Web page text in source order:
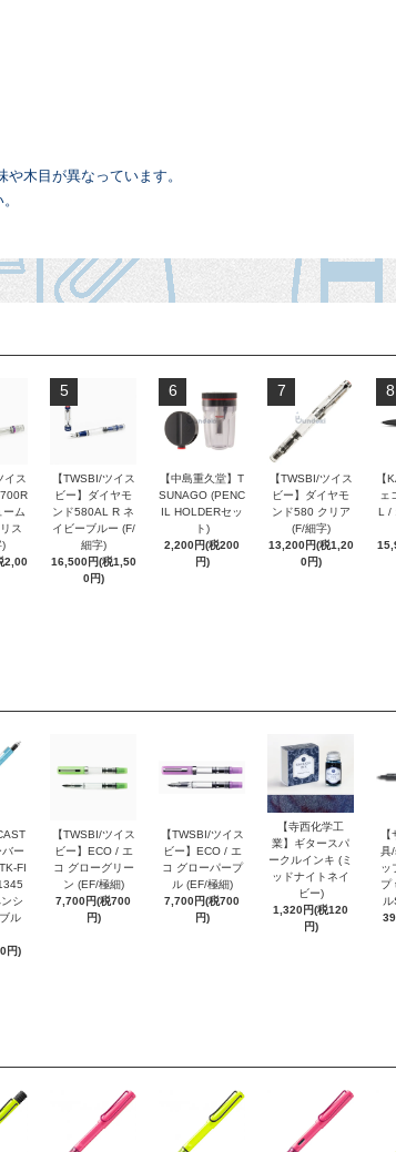
木目が異なっています。
イス
ーム
ス
)
2,00
5
【TWSBI/ツイス
ビー】ダイヤモ
ンド580AL R ネ
イビーブルー (F/
細字)
16,500円(税1,50
0円)
6
【中島重久堂】T
SUNAGO (PENC
IL HOLDERセッ
ト)
2,200円(税200
円)
7
【TWSBI/ツイス
ビー】ダイヤモ
ンド580 クリア
(F/細字)
13,200円(税1,20
0円)
8
【
ェ
L /
ー
FI
シ
ル
円)
【TWSBI/ツイス
ビー】ECO / エ
コ グローグリー
ン (EF/極細)
7,700円(税700
円)
【TWSBI/ツイス
ビー】ECO / エ
コ グローパープ
ル (EF/極細)
7,700円(税700
円)
【寺西化学工
業】ギタースパ
ークルインキ (ミ
ッドナイトネイ
ビー)
1,320円(税120
円)
具
ッ
プ